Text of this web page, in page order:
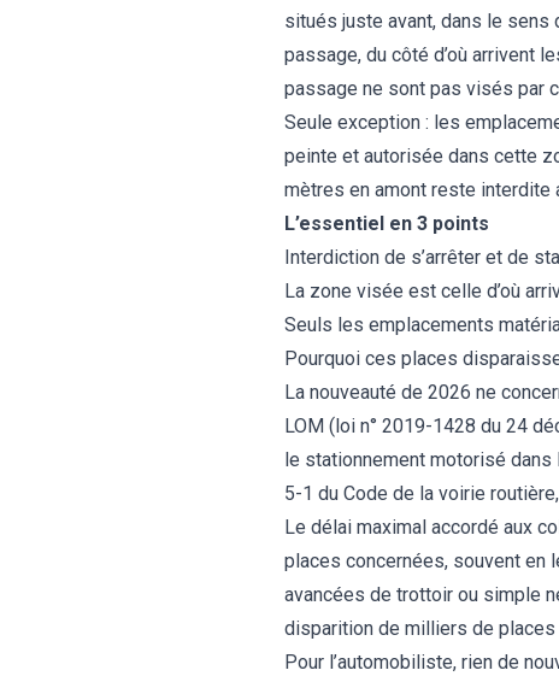
situés juste avant, dans le sens
passage, du côté d’où arrivent
passage ne sont pas visés par
Seule exception : les
peinte et autorisée dans cette
mètres en amont reste interdite
L’essentiel en 3 points
Interdiction de s’arrêter et de
La zone visée est celle d’où
Seuls les emplacements
Pourquoi ces places
La nouveauté de 2026 ne
LOM (loi n° 2019-1428 du 24
le stationnement motorisé dans
5-1 du Code de la voirie
Le délai maximal accordé aux
places concernées, souvent en
avancées de trottoir ou simple
disparition de milliers de
Pour l’automobiliste, rien de